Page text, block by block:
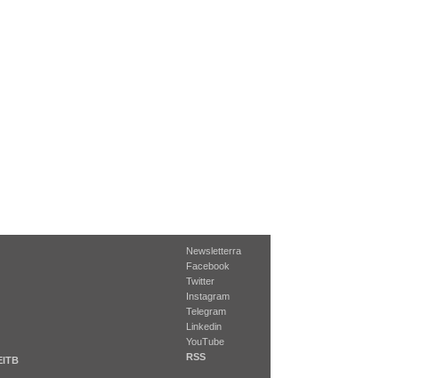
Newsletterra
Facebook
Twitter
Instagram
Telegram
Linkedin
YouTube
RSS